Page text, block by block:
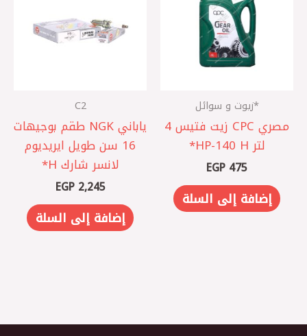
*زيوت و سوائل
مصري CPC زيت فتيس 4
لتر HP-140 H*
EGP 475
إضافة إلى السلة
C2
ياباني NGK طقم بوجيهات
16 سن طويل ايريديوم
لانسر شارك H*
EGP2,245
إضافة إلى السلة